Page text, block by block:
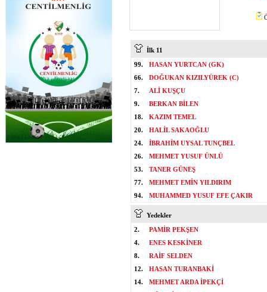
İlk 11
99.
HASAN YURTCAN (GK)
66.
DOĞUKAN KIZILYÜREK (C)
7.
ALİ KUŞÇU
9.
BERKAN BİLEN
18.
KAZIM TEMEL
20.
HALİL SAKAOĞLU
24.
İBRAHİM UYSAL TUNÇBEL
26.
MEHMET YUSUF ÜNLÜ
53.
TANER GÜNEŞ
77.
MEHMET EMİN YILDIRIM
94.
MUHAMMED YUSUF EFE ÇAKIR
Yedekler
2.
PAMİR PEKŞEN
4.
ENES KESKİNER
8.
RAİF SELDEN
12.
HASAN TURANBAKİ
14.
MEHMET ARDA İPEKÇİ